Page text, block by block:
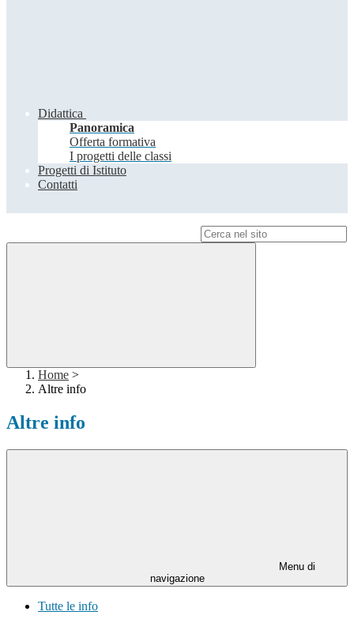
Didattica
Panoramica
Offerta formativa
I progetti delle classi
Progetti di Istituto
Contatti
Home >
Altre info
Altre info
Menu di
navigazione
Tutte le info